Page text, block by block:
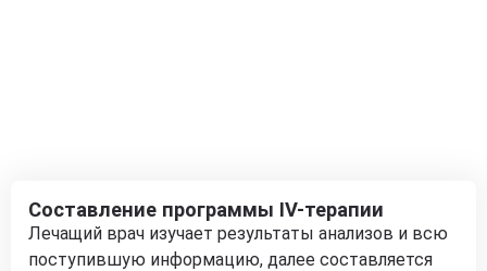
Составление программы IV-терапии
Лечащий врач изучает результаты анализов и всю
поступившую информацию, далее составляется